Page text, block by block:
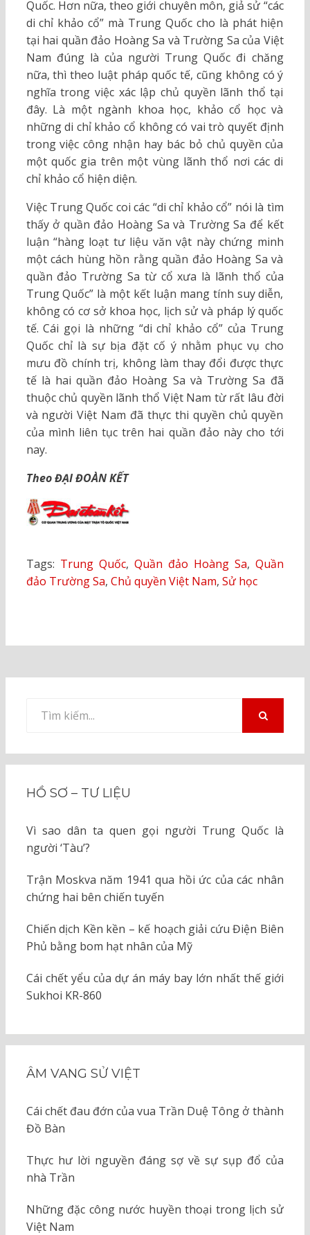
Quốc. Hơn nữa, theo giới chuyên môn, giả sử “các
di chỉ khảo cổ” mà Trung Quốc cho là phát hiện
tại hai quần đảo Hoàng Sa và Trường Sa của Việt
Nam đúng là của người Trung Quốc đi chăng
nữa, thì theo luật pháp quốc tế, cũng không có ý
nghĩa trong việc xác lập chủ quyền lãnh thổ tại
đây. Là một ngành khoa học, khảo cổ học và
những di chỉ khảo cổ không có vai trò quyết định
trong việc công nhận hay bác bỏ chủ quyền của
một quốc gia trên một vùng lãnh thổ nơi các di
chỉ khảo cổ hiện diện.
Việc Trung Quốc coi các “di chỉ khảo cổ” nói là tìm
thấy ở quần đảo Hoàng Sa và Trường Sa để kết
luận “hàng loạt tư liệu văn vật này chứng minh
một cách hùng hồn rằng quần đảo Hoàng Sa và
quần đảo Trường Sa từ cổ xưa là lãnh thổ của
Trung Quốc” là một kết luận mang tính suy diễn,
không có cơ sở khoa học, lịch sử và pháp lý quốc
tế. Cái gọi là những “di chỉ khảo cổ” của Trung
Quốc chỉ là sự bịa đặt cố ý nhằm phục vụ cho
mưu đồ chính trị, không làm thay đổi được thực
tế là hai quần đảo Hoàng Sa và Trường Sa đã
thuộc chủ quyền lãnh thổ Việt Nam từ rất lâu đời
và người Việt Nam đã thực thi quyền chủ quyền
của mình liên tục trên hai quần đảo này cho tới
nay.
Theo ĐẠI ĐOÀN KẾT
Tags: Trung Quốc, Quần đảo Hoàng Sa, Quần
đảo Trường Sa, Chủ quyền Việt Nam, Sử học
kiếm
HỒ SƠ – TƯ LIỆU
Vì sao dân ta quen gọi người Trung Quốc là
người ‘Tàu’?
Trận Moskva năm 1941 qua hồi ức của các nhân
chứng hai bên chiến tuyến
Chiến dịch Kền kền – kế hoạch giải cứu Điện Biên
Phủ bằng bom hạt nhân của Mỹ
Cái chết yểu của dự án máy bay lớn nhất thế giới
Sukhoi KR-860
ÂM VANG SỬ VIỆT
Cái chết đau đớn của vua Trần Duệ Tông ở thành
Đồ Bàn
Thực hư lời nguyền đáng sợ về sự sụp đổ của
nhà Trần
Những đặc công nước huyền thoại trong lịch sử
Việt Nam